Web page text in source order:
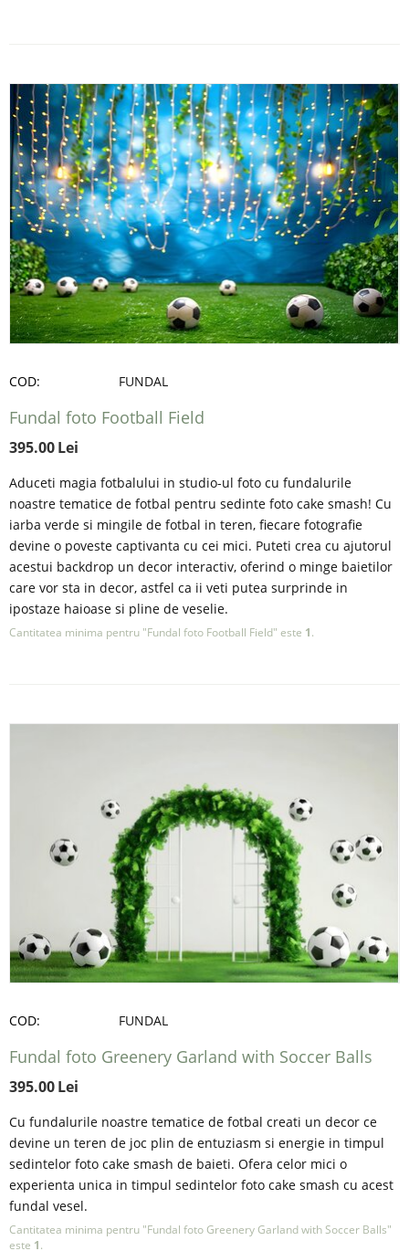
COD: FUNDAL
Fundal foto Football Field
395.00Lei
Aduceti magia fotbalului in studio-ul foto cu fundalurile
noastre tematice de fotbal pentru sedinte foto cake smash! Cu
iarba verde si mingile de fotbal in teren, fiecare fotografie
devine o poveste captivanta cu cei mici. Puteti crea cu ajutorul
acestui backdrop un decor interactiv, oferind o minge baietilor
care vor sta in decor, astfel ca ii veti putea surprinde in
ipostaze haioase si pline de veselie.
Cantitatea minima pentru "Fundal foto Football Field" este 1.
COD: FUNDAL
Fundal foto Greenery Garland with Soccer Balls
395.00Lei
Cu fundalurile noastre tematice de fotbal creati un decor ce
devine un teren de joc plin de entuziasm si energie in timpul
sedintelor foto cake smash de baieti. Ofera celor mici o
experienta unica in timpul sedintelor foto cake smash cu acest
fundal vesel.
Cantitatea minima pentru "Fundal foto Greenery Garland with Soccer Balls"
este 1.